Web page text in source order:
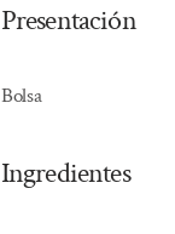
Presentación
Bolsa
Ingredientes